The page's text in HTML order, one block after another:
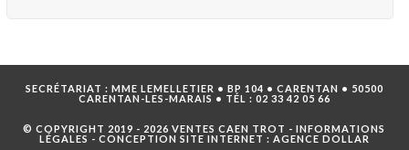
SECRÉTARIAT : MME LEMELLETIER • BP 104 • CARENTAN • 50500
CARENTAN-LES-MARAIS • TÉL : 02 33 42 05 66
© COPYRIGHT 2019 - 2026 VENTES CAEN TROT -INFORMATIONS
LÉGALES - CONCEPTION SITE INTERNET : AGENCE DOLLAR